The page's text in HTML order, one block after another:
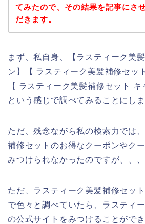
てみたので、その結果を記事にさ
だきます。
まず、私自身、【ラスティーク美
ン】【 ラスティーク美髪補修セッ
【 ラスティーク美髪補修セット キ
という感じで調べてみることにしま
ただ、残念ながら私の検索力では
補修セットのお得なクーポンやク
みつけられなかったのですが、、、
ただ、ラスティーク美髪補修セッ
で色々と調べていたら、ラスティ
の公式サイトをみつけることがで